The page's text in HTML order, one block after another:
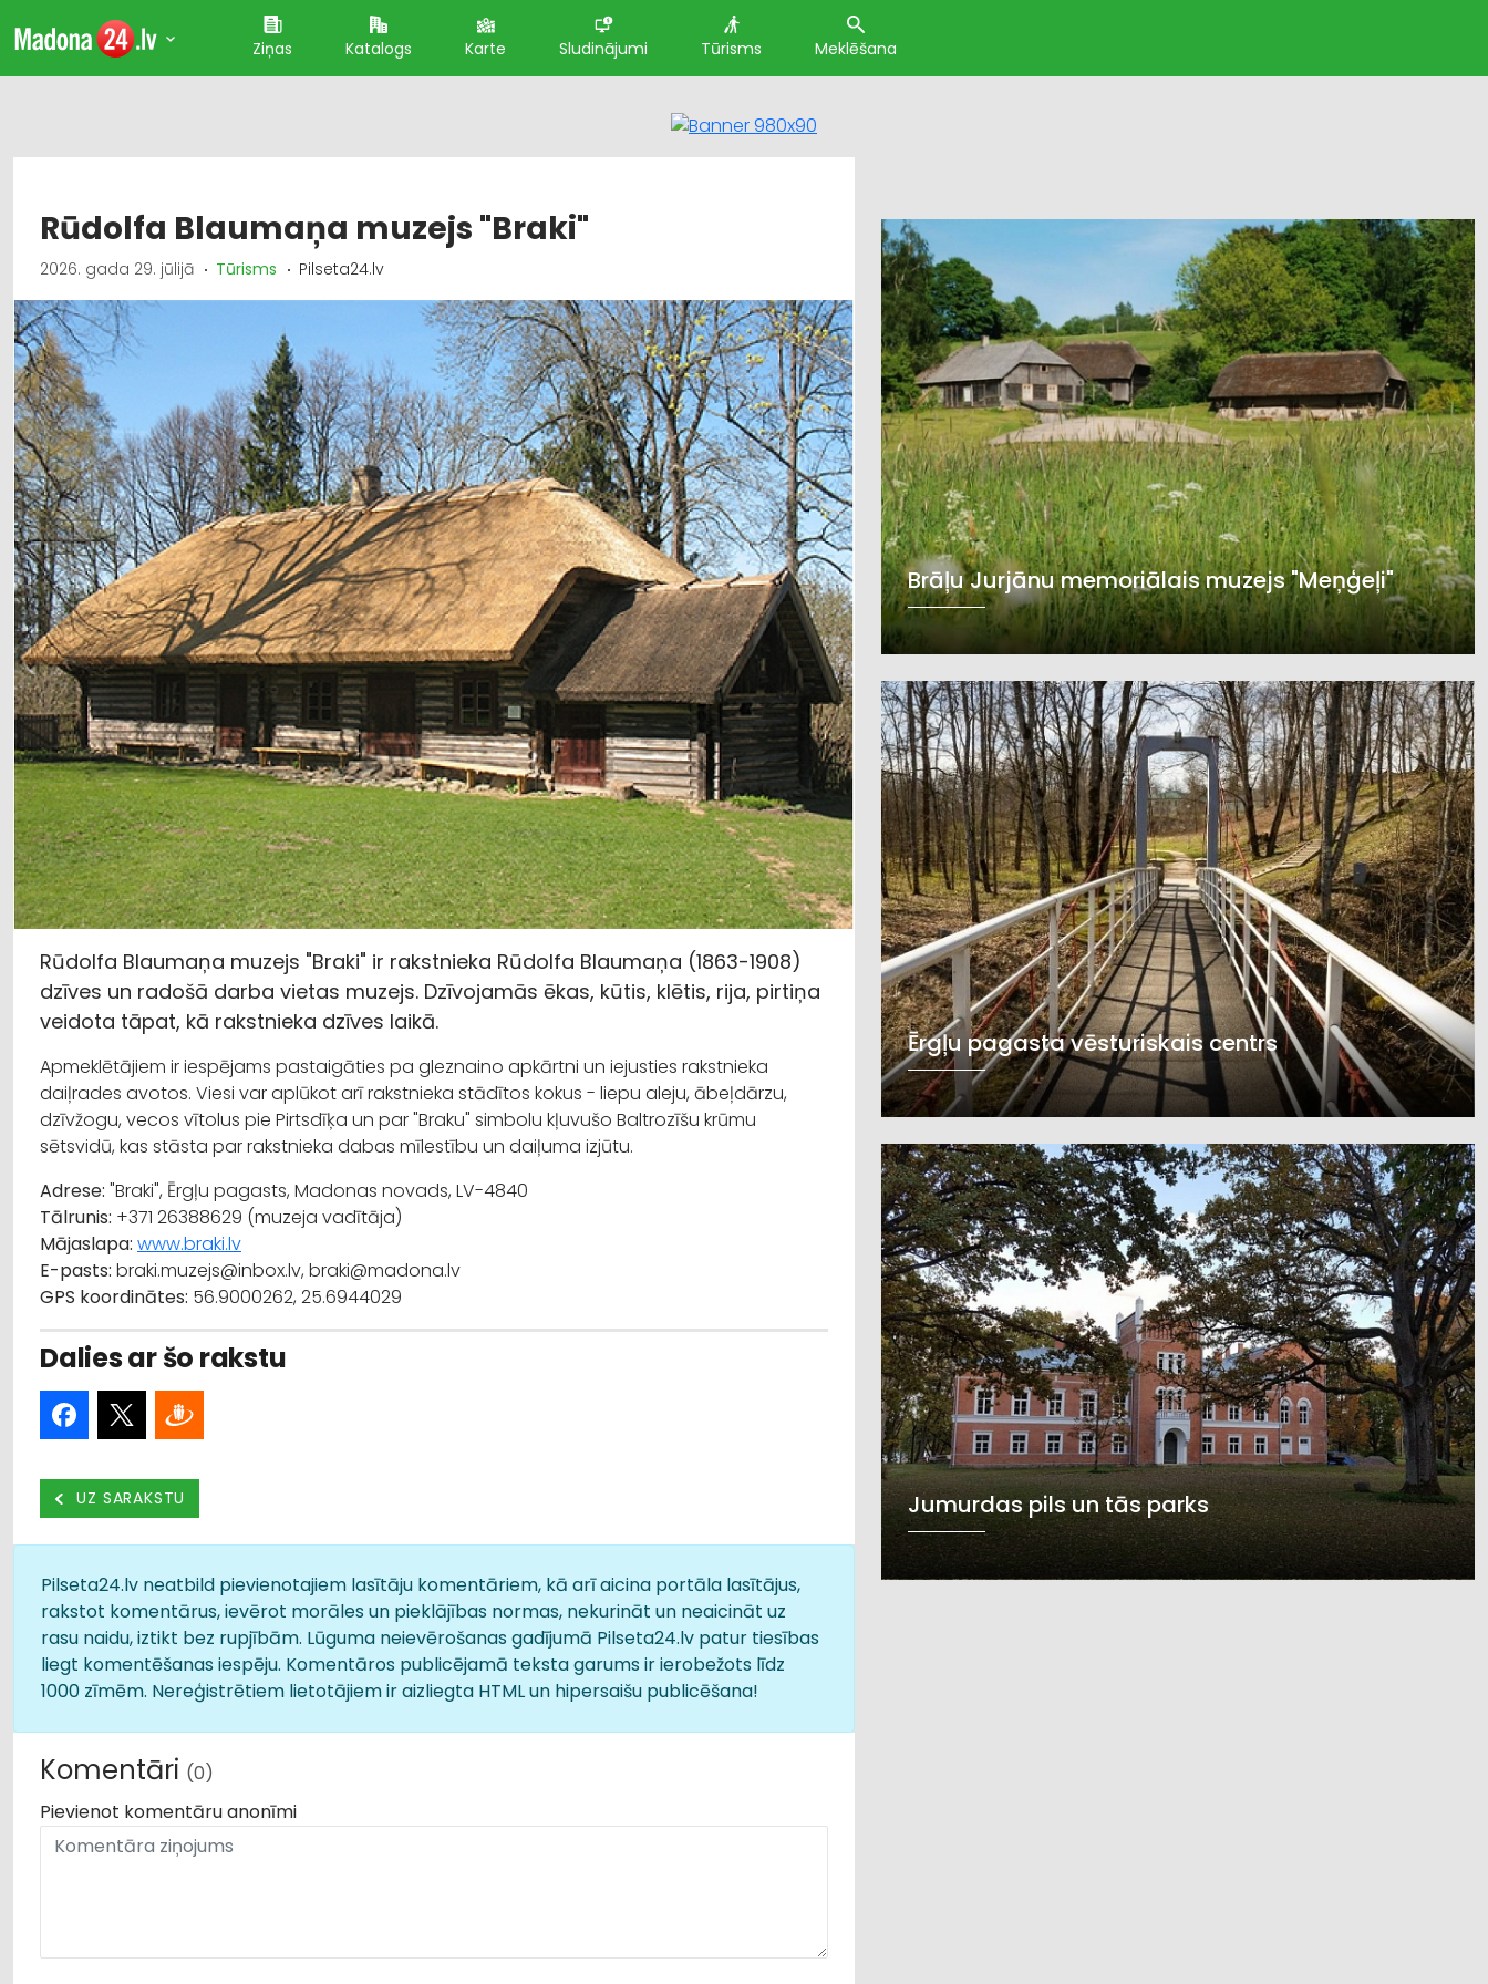
Ziņas Katalogs Karte Sludinājumi Tūrisms Meklēšana
Rūdolfa Blaumaņa muzejs "Braki"
2026. gada 29. jūlijā Tūrisms Pilseta24.lv
Rūdolfa Blaumaņa muzejs "Braki" ir rakstnieka Rūdolfa Blaumaņa (1863-1908)
dzīves un radošā darba vietas muzejs. Dzīvojamās ēkas, kūtis, klētis, rija, pirtiņa
veidota tāpat, kā rakstnieka dzīves laikā.
Apmeklētājiem ir iespējams pastaigāties pa gleznaino apkārtni un iejusties rakstnieka
daiļrades avotos. Viesi var aplūkot arī rakstnieka stādītos kokus - liepu aleju, ābeļdārzu,
dzīvžogu, vecos vītolus pie Pirtsdīķa un par "Braku" simbolu kļuvušo Baltrozīšu krūmu
sētsvidū, kas stāsta par rakstnieka dabas mīlestību un daiļuma izjūtu.
Adrese: "Braki", Ērgļu pagasts, Madonas novads, LV-4840
Tālrunis: +371 26388629 (muzeja vadītāja)
Mājaslapa: www.braki.lv
E-pasts: braki.muzejs@inbox.lv, braki@madona.lv
GPS koordinātes: 56.9000262, 25.6944029
Dalies ar šo rakstu
UZ SARAKSTU
Pilseta24.lv neatbild pievienotajiem lasītāju komentāriem, kā arī aicina portāla lasītājus,
rakstot komentārus, ievērot morāles un pieklājības normas, nekurināt un neaicināt uz
rasu naidu, iztikt bez rupjībām. Lūguma neievērošanas gadījumā Pilseta24.lv patur tiesības
liegt komentēšanas iespēju. Komentāros publicējamā teksta garums ir ierobežots līdz
1000 zīmēm. Nereģistrētiem lietotājiem ir aizliegta HTML un hipersaišu publicēšana!
Komentāri (0)
Pievienot komentāru anonīmi
Brāļu Jurjānu memoriālais muzejs "Meņģeļi"
Ērgļu pagasta vēsturiskais centrs
Jumurdas pils un tās parks